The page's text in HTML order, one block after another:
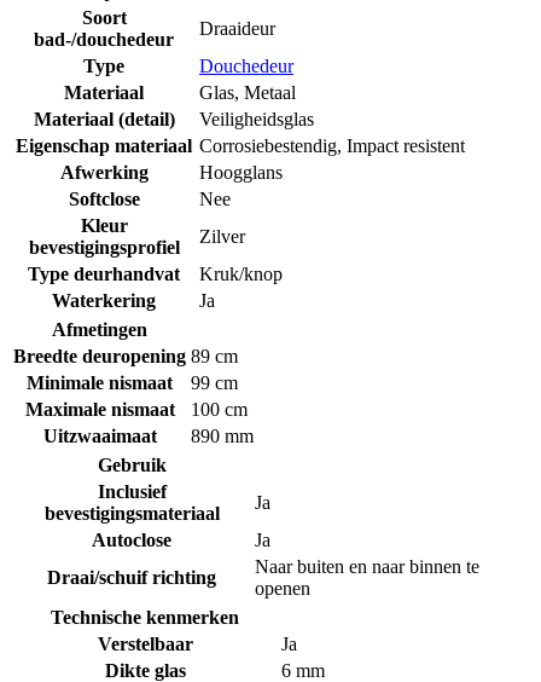
Soort
bad-/douchedeur
Draaideur
Type
Douchedeur
Materiaal
Glas, Metaal
Materiaal (detail)
Veiligheidsglas
Eigenschap materiaal Corrosiebestendig, Impact resistent
Afwerking
Hoogglans
Softclose
Nee
Kleur
bevestigingsprofiel
Zilver
Type deurhandvat
Kruk/knop
Waterkering
Ja
Afmetingen
Breedte deuropening 89 cm
Minimale nismaat
99 cm
Maximale nismaat
100 cm
Uitzwaaimaat
890 mm
Gebruik
Inclusief
bevestigingsmateriaal
Ja
Autoclose
Ja
Draai/schuif richting
Naar buiten en naar binnen te
openen
Technische kenmerken
Verstelbaar
Ja
Dikte glas
6 mm